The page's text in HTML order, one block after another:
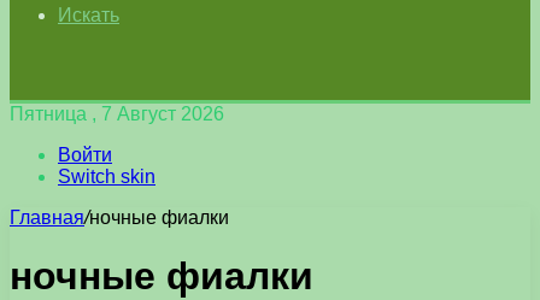
Искать
Пятница , 7 Август 2026
Войти
Switch skin
Главная/ночные фиалки
ночные фиалки